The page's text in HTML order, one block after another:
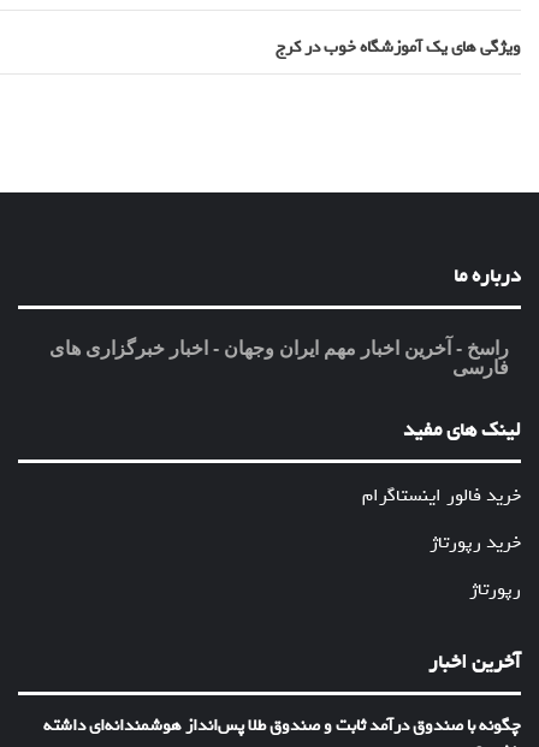
ویژگی های یک آموزشگاه خوب در کرج
درباره ما
راسخ - آخرین اخبار مهم ایران وجهان - اخبار خبرگزاری های
فارسی
لینک های مفید
خرید فالور اینستاگرام
خرید رپورتاژ
رپورتاژ
آخرین اخبار
چگونه با صندوق درآمد ثابت و صندوق طلا پس‌انداز هوشمندانه‌ای داشته